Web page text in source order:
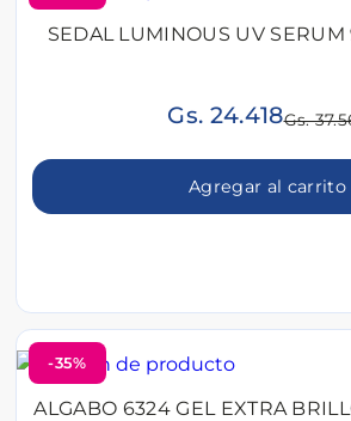
SEDAL LUMINOUS UV SERUM
Gs. 24.418Gs.
Agregar al carrito
-35%
ALGABO 6324 GEL EXTRA